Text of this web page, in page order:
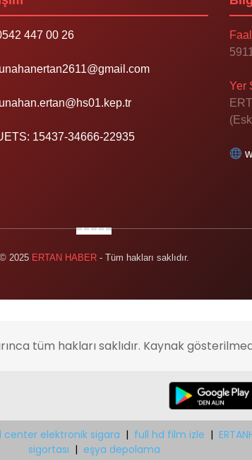
447 00 26
15437-34666-22935
Yer
© 2025 ERTAN HABER- Tüm hakları saklıdır.
tüm hakları saklıdır. Kaynak
center elektronik sigara | full hd film izle |
sigortası | eşya depolama